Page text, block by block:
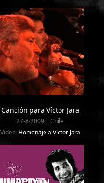
Canción para Víctor Jara
27-8-2009 | Chile
Video: Homenaje a Víctor Jara